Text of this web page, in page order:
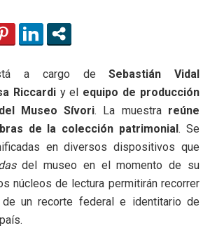
a cargo deSebastián Vidal
Riccardiy el equipo de producción
Museo Sívori. La muestra reúne
de la colección patrimonial. Se
en diversos dispositivos que
del museo en el momento de su
núcleos de lectura permitirán recorrer
un recorte federal e identitario de